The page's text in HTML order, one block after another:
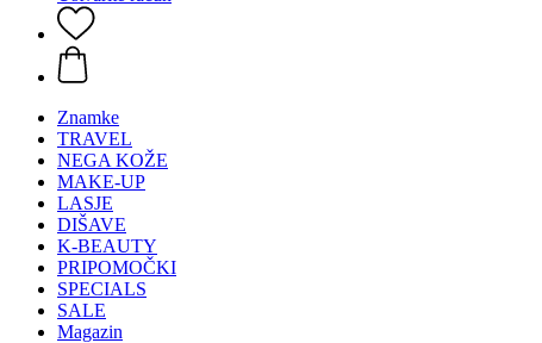
Znamke
TRAVEL
NEGA KOŽE
MAKE-UP
LASJE
DIŠAVE
K-BEAUTY
PRIPOMOČKI
SPECIALS
SALE
Magazin